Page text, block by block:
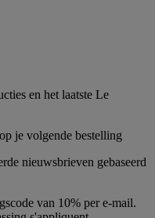
en het laatste Le
je volgende bestelling
nieuwsbrieven gebaseerd
van 10% per e-mail.